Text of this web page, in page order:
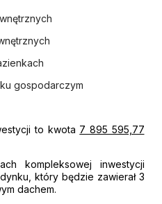
gospodarczym
to kwota 7 895 595,77
kompleksowej inwestycji
który będzie zawierał 3
dachem.